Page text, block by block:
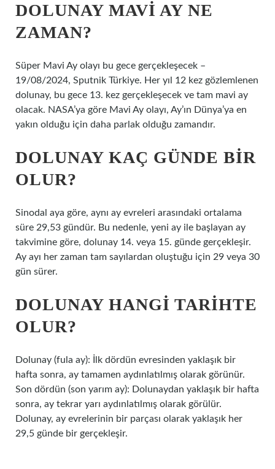
DOLUNAY MAVI AY NE
ZAMAN?
Süper Mavi Ay olayı bu gece gerçekleşecek –
19/08/2024, Sputnik Türkiye. Her yıl 12 kez gözlemlenen
dolunay, bu gece 13. kez gerçekleşecek ve tam mavi ay
olacak. NASA’ya göre Mavi Ay olayı, Ay’ın Dünya’ya en
yakın olduğu için daha parlak olduğu zamandır.
DOLUNAY KAÇ GÜNDE BIR
OLUR?
Sinodal aya göre, aynı ay evreleri arasındaki ortalama
süre 29,53 gündür. Bu nedenle, yeni ay ile başlayan ay
takvimine göre, dolunay 14. veya 15. günde gerçekleşir.
Ay ayı her zaman tam sayılardan oluştuğu için 29 veya 30
gün sürer.
DOLUNAY HANGI TARIHTE
OLUR?
Dolunay (fula ay): İlk dördün evresinden yaklaşık bir
hafta sonra, ay tamamen aydınlatılmış olarak görünür.
Son dördün (son yarım ay): Dolunaydan yaklaşık bir hafta
sonra, ay tekrar yarı aydınlatılmış olarak görülür.
Dolunay, ay evrelerinin bir parçası olarak yaklaşık her
29,5 günde bir gerçekleşir.